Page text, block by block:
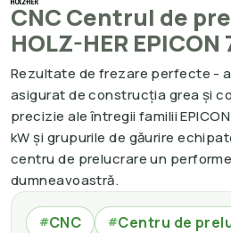
CNC Centrul de
HOLZ-HER EPICON
Rezultate de frezare perfecte -
asigurat de construcția grea și
precizie ale întregii familii
kW și grupurile de găurire
centru de prelucrare un
dumneavoastră.
#CNC #Centru de